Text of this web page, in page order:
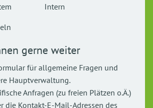
Intern
gerne weiter
für allgemeine Fragen und
Hauptverwaltung.
Anfragen (zu freien Plätzen o.Ä.)
die Kontakt-E-Mail-Adressen des